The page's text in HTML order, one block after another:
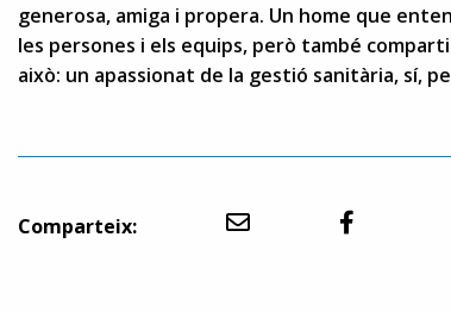
generosa, amiga i propera. Un home que
les persones i els equips, però també
això: un apassionat de la gestió sanitària, sí,
Comparteix: